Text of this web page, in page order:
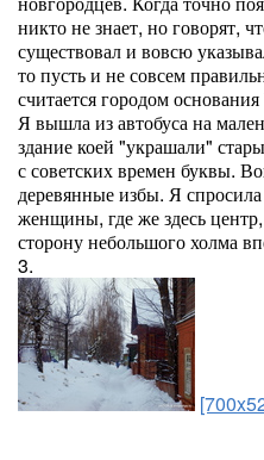
никто не знает, но говорят,
существовал и вовсю
то пусть и не совсем
считается городом
Я вышла из автобуса на
здание коей "украшали"
с советских времен буквы.
деревянные избы. Я
женщины, где же здесь
сторону небольшого холма
3.